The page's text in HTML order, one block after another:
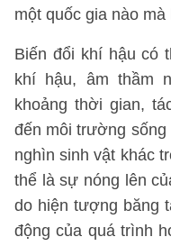
một quốc gia nào
Biến đổi khí hậu có
khí hậu, âm thầm
khoảng thời gian,
đến môi trường
nghìn sinh vật khác
thể là sự nóng lên
do hiện tượng băng
động của quá trình